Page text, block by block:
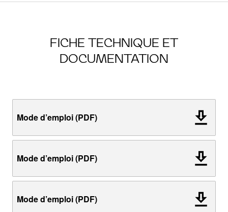
FICHE TECHNIQUE ET
DOCUMENTATION
Mode d’emploi (PDF)
Mode d’emploi (PDF)
Mode d’emploi (PDF)